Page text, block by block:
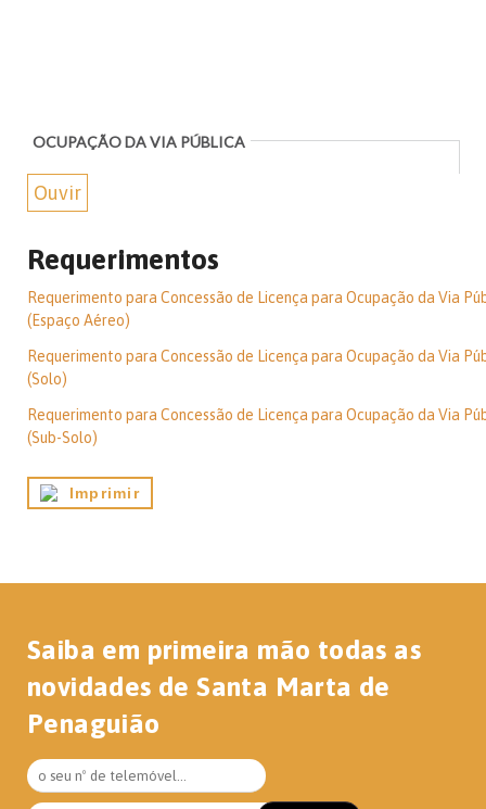
OCUPAÇÃO DA VIA PÚBLICA
Ouvir
Requerimentos
Requerimento para Concessão de Licença para Ocupação da Via
(Espaço Aéreo)
Requerimento para Concessão de Licença para Ocupação da Via
(Solo)
Requerimento para Concessão de Licença para Ocupação da Via
(Sub-Solo)
Imprimir
Saiba em primeira mão todas as
novidades de Santa Marta de
Penaguião